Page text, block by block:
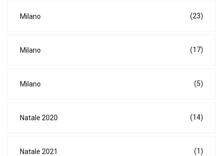
Milano (23)
Milano (17)
Milano (5)
Natale 2020 (14)
Natale 2021 (1)